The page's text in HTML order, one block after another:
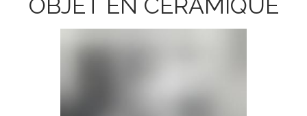
OBJET EN CÉRAMIQUE